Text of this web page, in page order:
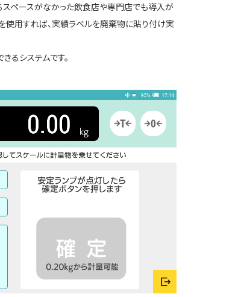
スペースがなかった飲食店や専門店でも導入が
使用すれば、実績ラベルを廃棄物に貼り付け実
るシステムです。